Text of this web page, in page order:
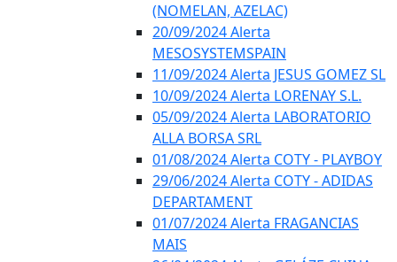
(NOMELAN, AZELAC)
20/09/2024 Alerta
MESOSYSTEMSPAIN
11/09/2024 Alerta JESUS GOMEZ SL
10/09/2024 Alerta LORENAY S.L.
05/09/2024 Alerta LABORATORIO
ALLA BORSA SRL
01/08/2024 Alerta COTY - PLAYBOY
29/06/2024 Alerta COTY - ADIDAS
DEPARTAMENT
01/07/2024 Alerta FRAGANCIAS
MAIS